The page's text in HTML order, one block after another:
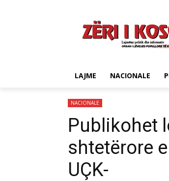
LAJME NACIONALE
NACIONALE
Publikohet
shtetërore
UÇK-